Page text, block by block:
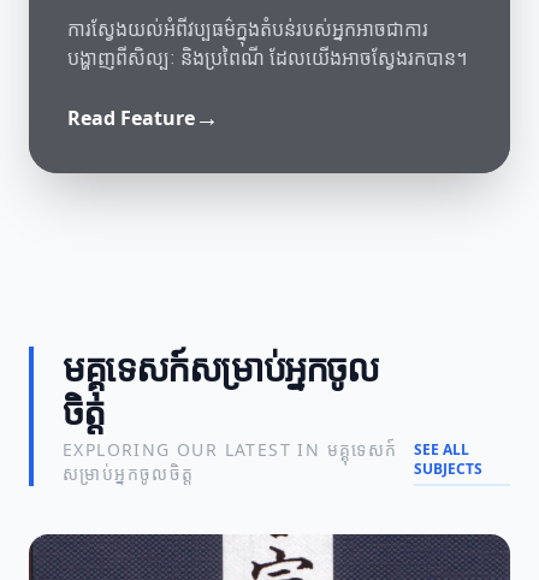
ការស្វែងយល់អំពីវប្បធម៌ក្នុងតំបន់របស់អ្នកអាចជាការ
បង្ហាញពីសិល្បៈ និងប្រពៃណី ដែលយើងអាចស្វែងរកបាន។
Read Feature→
យុទ្ធសាស្ត្រលូតលាស់
ព័ត៌មានអំពីកាស៊ីណូ
មគ្គុទេសក៍សម្រាប់អ្នកចូល
ចិត្ត
EXPLORING OUR LATEST IN មគ្គុទេសក៍
សម្រាប់អ្នកចូលចិត្ត
SEE ALL
SUBJECTS